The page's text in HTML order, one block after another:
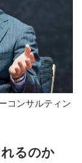
るのか
コンサルティン